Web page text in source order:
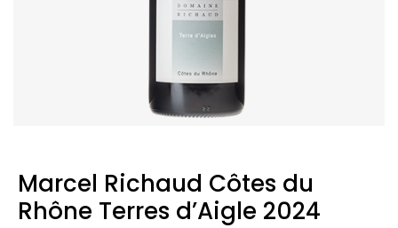
Marcel Richaud Côtes du
Rhône Terres d’Aigle 2024